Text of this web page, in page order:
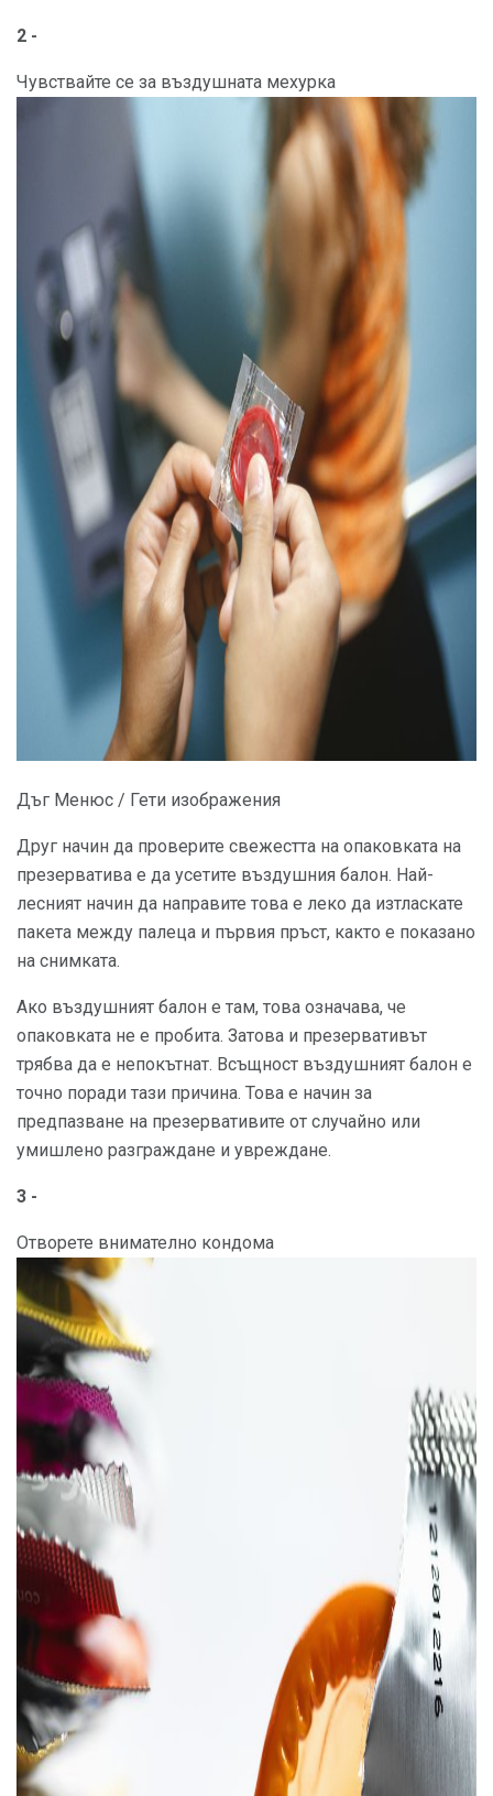
2 -
Чувствайте се за въздушната мехурка
ad
Дъг Менюс / Гети изображения
Друг начин да проверите свежестта на опаковката на
презерватива е да усетите въздушния балон. Най-
лесният начин да направите това е леко да изтласкате
пакета между палеца и първия пръст, както е показано
на снимката.
Ако въздушният балон е там, това означава, че
опаковката не е пробита. Затова и презервативът
трябва да е непокътнат. Всъщност въздушният балон е
точно поради тази причина. Това е начин за
предпазване на презервативите от случайно или
умишлено разграждане и увреждане.
3 -
Отворете внимателно кондома